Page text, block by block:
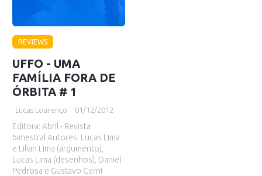
REVIEWS
UFFO - UMA
FAMÍLIA FORA DE
ÓRBITA # 1
Lucas Lourenço 01/12/2012
Editora: Abril - Revista
bimestral Autores: Lucas Lima
e Lilian Lima (argumento),
Lucas Lima (desenhos), Daniel
Pedrosa e Gustavo Cerni